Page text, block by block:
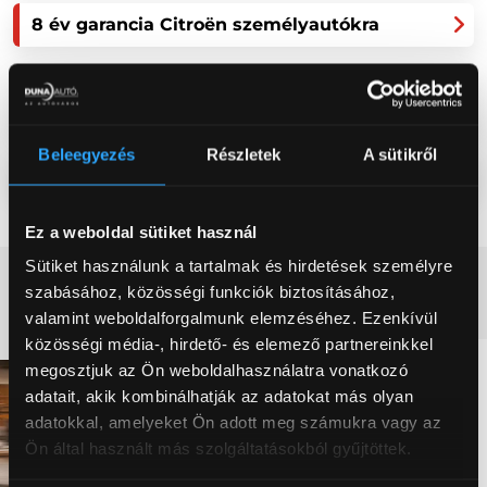
Beleegyezés Részletek A sütikről
Ez a weboldal sütiket használ
Sütiket használunk a tartalmak és hirdetések személyre
szabásához, közösségi funkciók biztosításához,
valamint weboldalforgalmunk elemzéséhez. Ezenkívül
közösségi média-, hirdető- és elemező partnereinkkel
megosztjuk az Ön weboldalhasználatra vonatkozó
adatait, akik kombinálhatják az adatokat más olyan
adatokkal, amelyeket Ön adott meg számukra vagy az
Ön által használt más szolgáltatásokból gyűjtöttek.
Ajánlatkérés
Töltse ki adataival az alábbi űrlapot és kollégánk egy
munkanapon belül felveszi önnel a kapcsolatot, hogy
8 év garancia Citroën személyautókra
Széchenyi Lízing Max+ finanszírozás évi 3%
fix kamatozással Citroen modellekre
CITROËN CASCO+ BIZTOSÍTÁS